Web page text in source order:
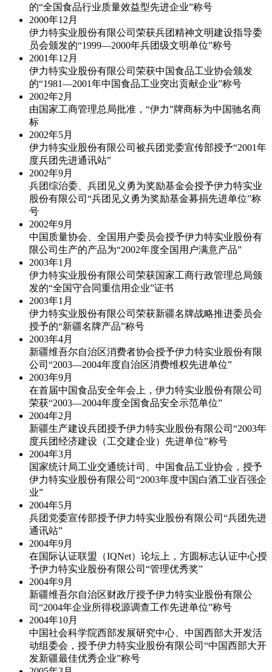
的“全国食品行业质量效益型先进企业”称号
2000年12月
伊力特实业股份有限公司荣获兵团精神文明建设指导委
员会颁发的“1999—2000年兵团级文明单位”称号
2001年12月
伊力特实业股份有限公司荣获中国食品工业协会颁发
的“1981—2001年中国食品工业突出贡献企业”称号
2002年2月
由国家工商管理总局批准，“伊力”牌商标为中国驰名商
标
2002年5月
伊力特实业股份有限公司被兵团党委宣传部授予“2001年
度兵团先进通讯站”
2002年9月
兵团综治委、兵团见义勇为奖励基金会授予伊力特实业
股份有限公司“兵团见义勇为奖励基金募捐先进单位”称
号
2002年9月
中国质量协会、全国用户委员会授予伊力特实业股份有
限公司生产的产品为“2002年度全国用户满意产品”
2003年1月
伊力特实业股份有限公司荣获国家工商行政管理总局颁
发的“全国守合同重信用企业”证书
2003年1月
伊力特实业股份有限公司荣获新疆名牌战略推进委员会
授予的“新疆名牌产品”称号
2003年4月
新疆维吾尔自治区消费者协会授予伊力特实业股份有限
公司“2003—2004年度自治区消费维权先进单位”
2003年9月
在首届中国食品安全年会上，伊力特实业股份有限公司
荣获“2003—2004年度全国食品安全示范单位”
2004年2月
新疆生产建设兵团授予伊力特实业股份有限公司“2003年
度兵团经济建设（工交建企业）先进单位”称号
2004年3月
国家统计局工业交通统计司、中国食品工业协会，授予
伊力特实业股份有限公司“2003年度中国白酒工业百强企
业”
2004年5月
兵团党委宣传部授予伊力特实业股份有限公司“兵团先进
通讯站”
2004年9月
在国际认证联盟（IQNet）论坛上，方圆标志认证中心授
予伊力特实业股份有限公司“管理优秀奖”
2004年9月
新疆维吾尔自治区财政厅授予伊力特实业股份有限公
司“2004年企业所得税源调查工作先进单位”称号
2004年10月
中国社会科学院西部发展研究中心、中国西部大开发活
动组委会，授予伊力特实业股份有限公司“中国西部大开
发新疆最佳优秀企业”称号